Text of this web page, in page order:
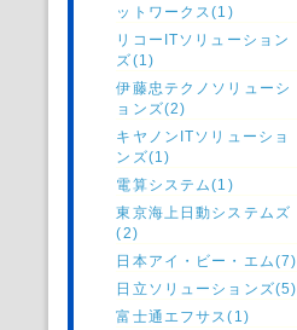
ットワークス(1)
リコーITソリューション
ズ(1)
伊藤忠テクノソリューシ
ョンズ(2)
キヤノンITソリューショ
ンズ(1)
電算システム(1)
東京海上日動システムズ
(2)
日本アイ・ビー・エム(7)
日立ソリューションズ(5)
富士通エフサス(1)